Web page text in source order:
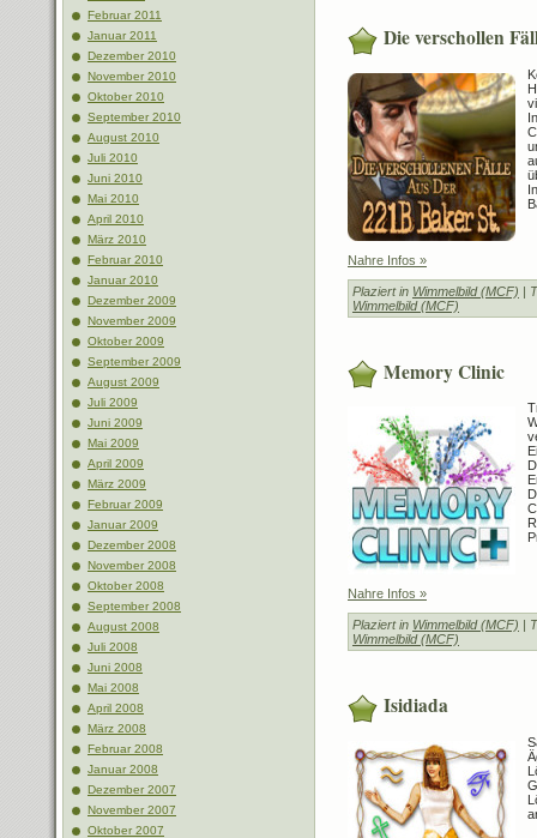
Februar 2011
Januar 2011
Dezember 2010
November 2010
Oktober 2010
September 2010
August 2010
Juli 2010
Juni 2010
Mai 2010
April 2010
März 2010
Februar 2010
Januar 2010
Dezember 2009
November 2009
Oktober 2009
September 2009
August 2009
Juli 2009
Juni 2009
Mai 2009
April 2009
März 2009
Februar 2009
Januar 2009
Dezember 2008
November 2008
Oktober 2008
September 2008
August 2008
Juli 2008
Juni 2008
Mai 2008
April 2008
März 2008
Februar 2008
Januar 2008
Dezember 2007
November 2007
Oktober 2007
Die verschollen
Nahre Infos »
Plaziert in Wimmelbild (MCF) |
Wimmelbild (MCF)
Memory Clinic
Nahre Infos »
Plaziert in Wimmelbild (MCF) |
Wimmelbild (MCF)
Isidiada